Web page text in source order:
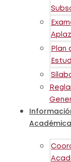
Plan
Académica